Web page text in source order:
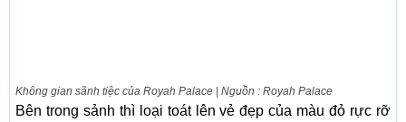
Không gian sãnh tiệc của Royah Palace | Nguồn : Royah Palace
Bên trong sảnh thì loại toát lên vẻ đẹp của màu đỏ rực rỡ